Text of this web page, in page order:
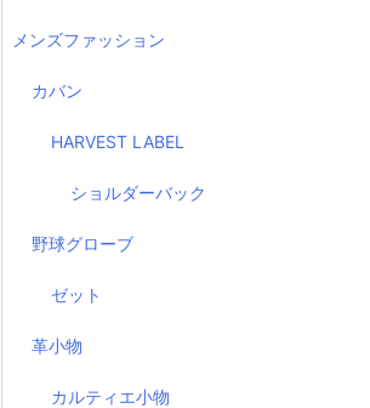
メンズファッション
カバン
HARVEST LABEL
ショルダーバック
野球グローブ
ゼット
革小物
カルティエ小物